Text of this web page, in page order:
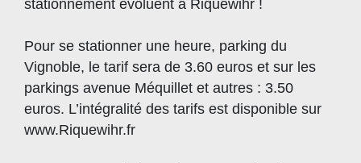
stationnement évoluent à Riquewihr !
Pour se stationner une heure, parking du
Vignoble, le tarif sera de 3.60 euros et sur les
parkings avenue Méquillet et autres : 3.50
euros. L’intégralité des tarifs est disponible sur
www.Riquewihr.fr